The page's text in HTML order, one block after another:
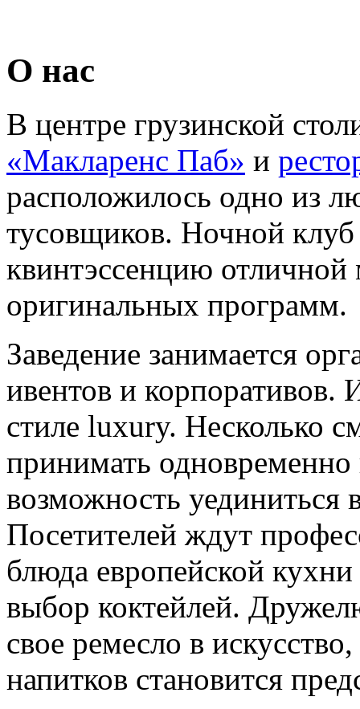
О нас
В центре грузинской
«Макларенс Паб» и
расположилось одно из
тусовщиков. Ночной клуб
квинтэссенцию
оригинальных программ.
Заведение занимается
ивентов и корпоративов.
стиле luxury. Несколько
принимать одновременно
возможность уединиться
Посетителей ждут
блюда европейской
выбор коктейлей.
свое ремесло в
напитков становится